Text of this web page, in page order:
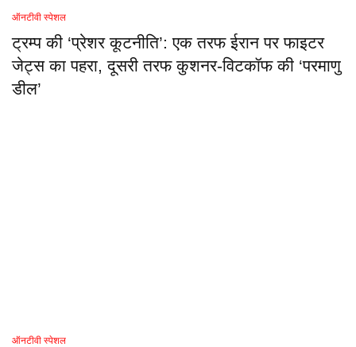
ऑनटीवी स्पेशल
ट्रम्प की ‘प्रेशर कूटनीति’: एक तरफ ईरान पर फाइटर
जेट्स का पहरा, दूसरी तरफ कुशनर-विटकॉफ की ‘परमाणु
डील’
ऑनटीवी स्पेशल